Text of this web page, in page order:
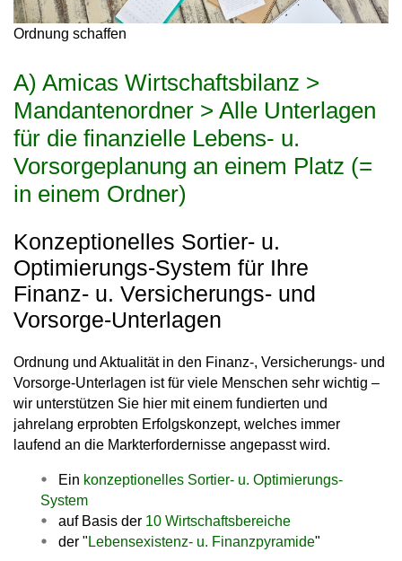
Ordnung schaffen
A) Amicas Wirtschaftsbilanz >
Mandantenordner > Alle Unterlagen
für die finanzielle Lebens- u.
Vorsorgeplanung an einem Platz (=
in einem Ordner)
Konzeptionelles Sortier- u.
Optimierungs-System für Ihre
Finanz- u. Versicherungs- und
Vorsorge-Unterlagen
Ordnung und Aktualität in den Finanz-, Versicherungs- und
Vorsorge-Unterlagen ist für viele Menschen sehr wichtig –
wir unterstützen Sie hier mit einem fundierten und
jahrelang erprobten Erfolgskonzept, welches immer
laufend an die Markterfordernisse angepasst wird.
Ein konzeptionelles Sortier- u. Optimierungs-
System
auf Basis der 10 Wirtschaftsbereiche
der " Lebensexistenz- u. Finanzpyramide"